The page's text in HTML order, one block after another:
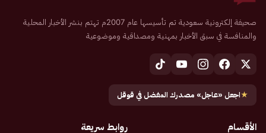
صحيفة إلكترونية سعودية تم تأسيسها عام 2007م تهتم بنشر الأخبار المحلية
والمنافسة في سبق الأخبار بمهنية ومصداقية وموضوعية
★اجعل «عاجل» مصدرك المفضل في قوقل
الأقسام روابط سريعة